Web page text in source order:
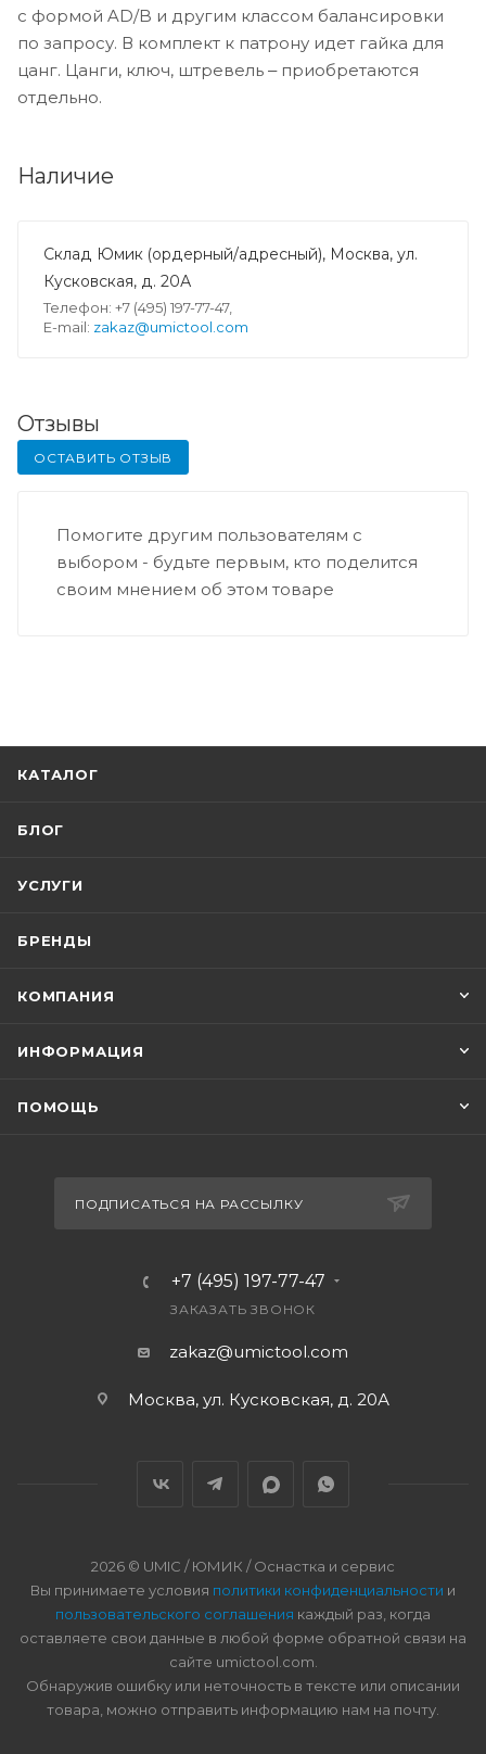
с формой AD/B и другим классом балансировки
по запросу. В комплект к патрону идет гайка для
цанг. Цанги, ключ, штревель ‒ приобретаются
отдельно.
Наличие
Склад Юмик (ордерный/адресный), Москва, ул.
Кусковская, д. 20А
Телефон: +7 (495) 197-77-47,
E-mail: zakaz@umictool.com
Отзывы
ОСТАВИТЬ ОТЗЫВ
Помогите другим пользователям с
выбором - будьте первым, кто поделится
своим мнением об этом товаре
КАТАЛОГ
БЛОГ
УСЛУГИ
БРЕНДЫ
КОМПАНИЯ
ИНФОРМАЦИЯ
ПОМОЩЬ
ПОДПИСАТЬСЯ НА РАССЫЛКУ
+7 (495) 197-77-47
ЗАКАЗАТЬ ЗВОНОК
zakaz@umictool.com
Москва, ул. Кусковская, д. 20А
2026 © UMIC / ЮМИК / Оснастка и сервис
Вы принимаете условия политики конфиденциальности и
пользовательского соглашения каждый раз, когда
оставляете свои данные в любой форме обратной связи на
сайте umictool.com.
Обнаружив ошибку или неточность в тексте или описании
товара, можно отправить информацию нам на почту.